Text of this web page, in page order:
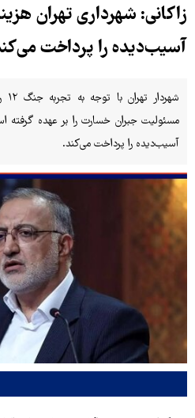
زاکانی: شهرداری‌ تهران‌
آسیب‌دیده‌ را پرداخت‌
مسئولیت جبران خسارت را بر عهده گرفته
آسیب‌دیده را پرداخت می‌کند.